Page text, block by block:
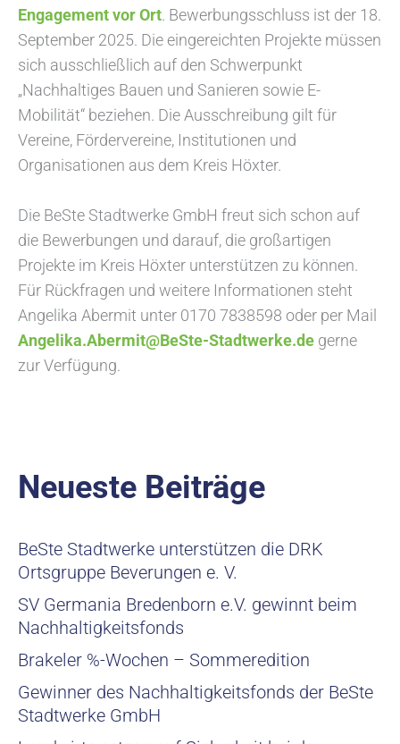
Engagement vor Ort. Bewerbungsschluss ist der 18.
September 2025. Die eingereichten Projekte müssen
sich ausschließlich auf den Schwerpunkt
„Nachhaltiges Bauen und Sanieren sowie E-
Mobilität“ beziehen. Die Ausschreibung gilt für
Vereine, Fördervereine, Institutionen und
Organisationen aus dem Kreis Höxter.
Die BeSte Stadtwerke GmbH freut sich schon auf
die Bewerbungen und darauf, die großartigen
Projekte im Kreis Höxter unterstützen zu können.
Für Rückfragen und weitere Informationen steht
Angelika Abermit unter 0170 7838598 oder per Mail
Angelika.Abermit@BeSte-Stadtwerke.de gerne
zur Verfügung.
Neueste Beiträge
BeSte Stadtwerke unterstützen die DRK
Ortsgruppe Beverungen e. V.
SV Germania Bredenborn e.V. gewinnt beim
Nachhaltigkeitsfonds
Brakeler %-Wochen – Sommeredition
Gewinner des Nachhaltigkeitsfonds der BeSte
Stadtwerke GmbH